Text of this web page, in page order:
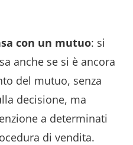
con un mutuo: si
anche se si è ancora
del mutuo, senza
decisione, ma
a determinati
di vendita.